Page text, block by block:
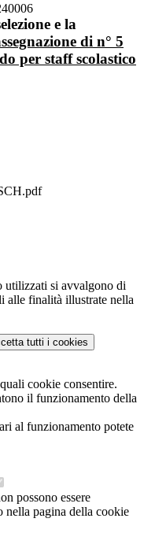
e la
di n° 5
per staff scolastico
utilizzati si avvalgono di
alle finalità illustrate nella
tutti i cookies
cookie consentire.
il funzionamento della
al funzionamento potete
possono essere
nella pagina della cookie